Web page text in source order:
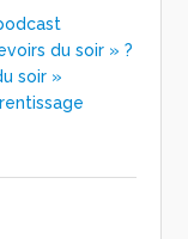
du soir » ?
soir »